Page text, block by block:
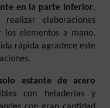
en la parte inferior.
elaboraciones
los elementos a mano.
rápida agradece este
estante de acero
con heladerías y